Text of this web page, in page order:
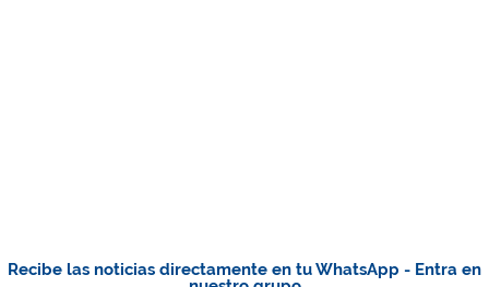
Recibe las noticias directamente en tu WhatsApp - Entra en